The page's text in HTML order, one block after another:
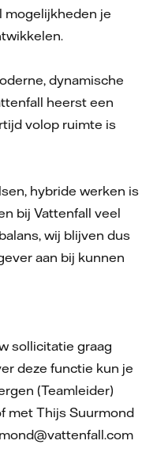
mogelijkheden je
dynamische
heerst een
volop ruimte is
hybride werken is
bij Vattenfall veel
wij blijven dus
aan bij kunnen
sollicitatie graag
deze functie kun je
(Teamleider)
met Thijs Suurmond